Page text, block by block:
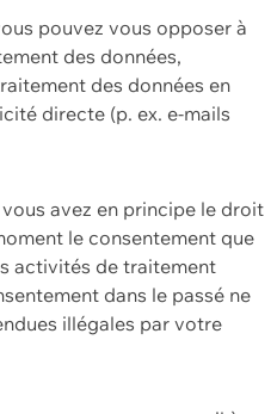
pouvez vous opposer à
des données,
des données en
directe (p. ex. e-mails
avez en principe le droit
le consentement que
activités de traitement
dans le passé ne
illégales par votre